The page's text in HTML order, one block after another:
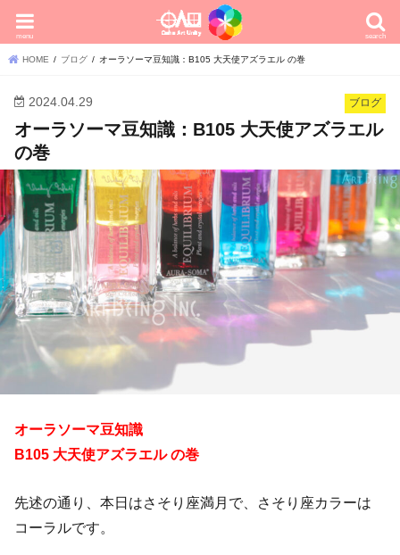
search
menu
HOME ブログ オーラソーマ豆知識：B105 大天使アズラエル の巻
ブログ
2024.04.29
オーラソーマ豆知識：B105 大天使アズラエル
の巻
オーラソーマ豆知識
B105 大天使アズラエル の巻
先述の通り、本日はさそり座満月で、さそり座カラーは
コーラルです。